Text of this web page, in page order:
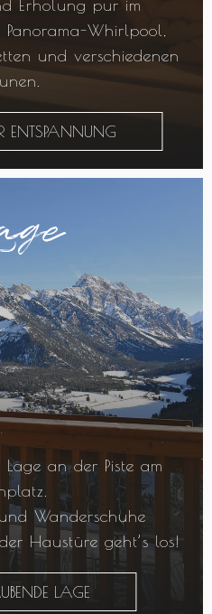
Erholung pur im
Whirlpool,
und verschiedenen
ENTSPANNUNG
an der Piste am
Wanderschuhe
Haustüre geht’s los!
LAGE